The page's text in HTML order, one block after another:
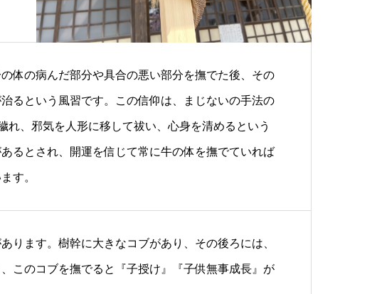
体の病んだ部分や具合の悪い部分を撫でた後、その
るという風習です。この信仰は、まじないの手法の
、邪気を人形に移して祓い、心身を清めるという
るとされ、開運を信じて常に牛の体を撫でていれば
す。
ります。樹幹に大きなコブがあり、その後ろには、
このコブを撫でると『子授け』『子供無事成長』が